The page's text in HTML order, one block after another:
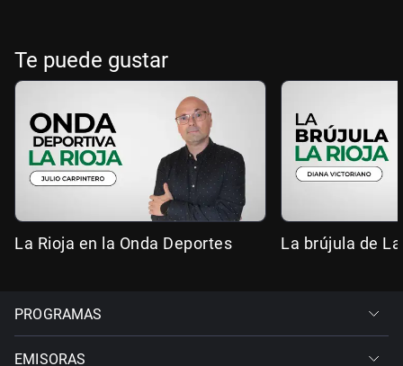
Te puede gustar
La Rioja en la Onda Deportes La brújula de
PROGRAMAS
EMISORAS